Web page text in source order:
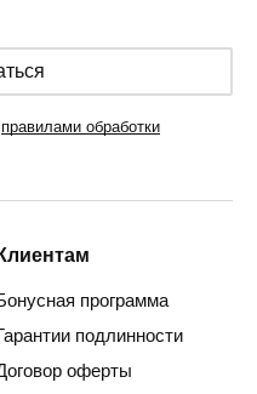
правилами обработки
Клиентам
программа
подлинности
оферты